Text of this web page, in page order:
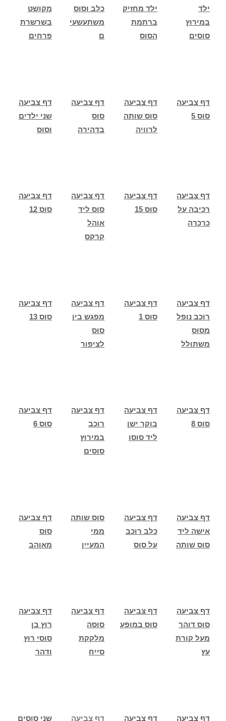
מקושט
בשרשרת
פרחים
כלב וסוס
משתעשעי
ם
ילד מחזיק
ברתמת
הסוס
ילד
במירוץ
סוסים
דף צביעה
שני ילדים
וסוס
דף צביעה
סוס
בדהירה
דף צביעה
סוס שותה
לרוויה
דף צביעה
סוס 5
דף צביעה
סוס 12
דף צביעה
סוס ליד
אוהל
קרקס
דף צביעה
סוס 15
דף צביעה
רכיבה על
כרכרה
דף צביעה
סוס 13
דף צביעה
מפגש בין
סוס
לציפור
דף צביעה
סוס 1
דף צביעה
רוכב נופל
מסוס
משתולל
דף צביעה
סוס 6
דף צביעה
רוכב
במירוץ
סוסים
דף צביעה
בוקר ישן
ליד סוסו
דף צביעה
סוס 8
דף צביעה
סוס
מאוהב
סוס שותה
ממי
המעיין
דף צביעה
כלב רוכב
על סוס
דף צביעה
אישה ליד
סוס שותה
דף צביעה
רוץ בן
סוסי רוץ
ודהר
דף צביעה
סוסה
מלקקת
סייח
דף צביעה
סוס במופע
דף צביעה
סוס דוהר
מעל קורת
עץ
שני סוסים דף צביעה דף צביעה דף צביעה